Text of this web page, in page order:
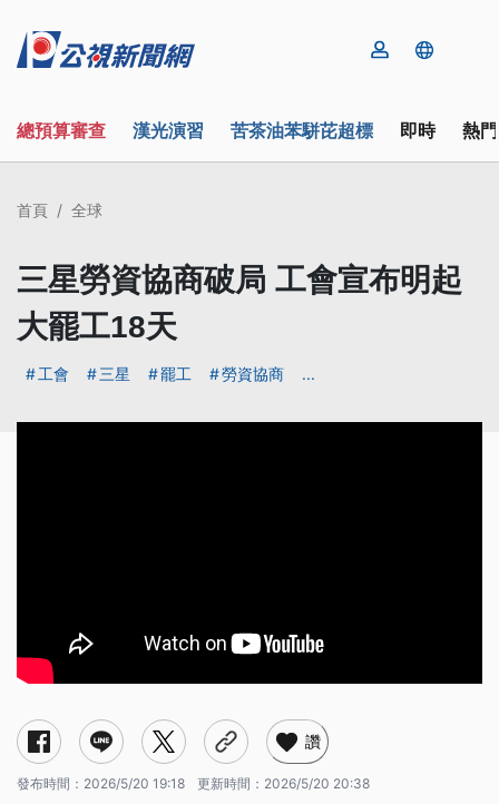
總預算審查 漢光演習 苦茶油苯駢芘超標 即時 熱
首頁 全球
三星勞資協商破局 工會宣布明起
大罷工18天
工會 三星 罷工 勞資協商 ...
讚
發布時間： 2026/5/20 19:18 更新時間： 2026/5/20 20:38